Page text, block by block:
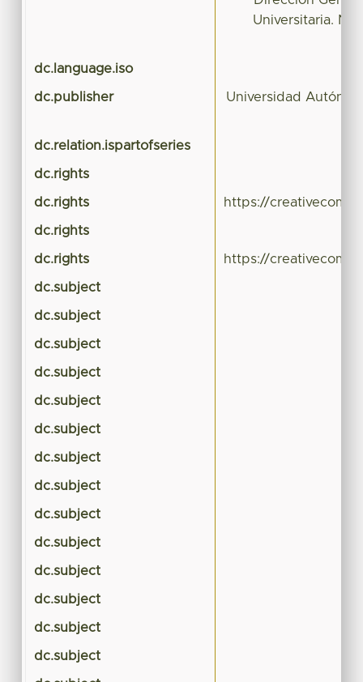
Universitaria.
dc.language.iso
dc.publisher Universidad
dc.relation.ispartofseries
dc.rights
dc.rights https://
dc.rights
dc.rights https://
dc.subject
dc.subject
dc.subject
dc.subject
dc.subject
dc.subject
dc.subject
dc.subject
dc.subject
dc.subject
dc.subject
dc.subject
dc.subject
dc.subject